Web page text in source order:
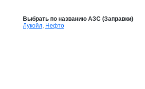
Выбрать по названию АЗС (Заправки)
Лукойл, Нефто